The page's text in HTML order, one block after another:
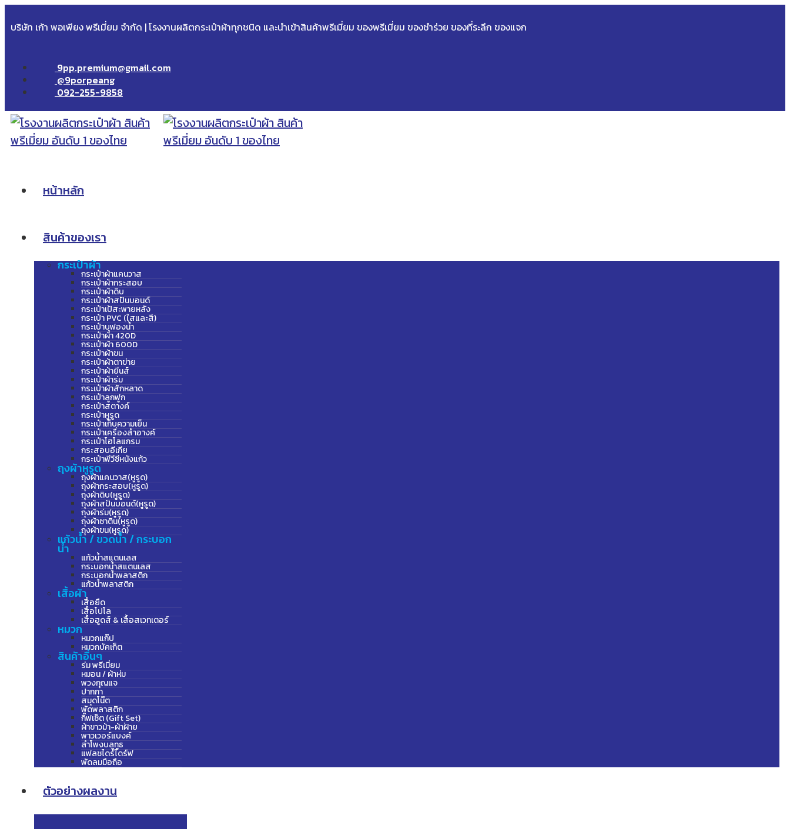
บริษัท เก้า พอเพียง พรีเมี่ยม จำกัด | โรงงานผลิตกระเป๋าผ้าทุกชนิด และนำเข้าสินค้าพรีเมี่ยม ของพรีเมี่ยม ของชำร่วย ของที่ระลึก ของแจก
9pp.premium@gmail.com
@9porpeang
092-255-9858
หน้าหลัก
สินค้าของเรา
กระเป๋าผ้า
กระเป๋าผ้าแคนวาส
กระเป๋าผ้ากระสอบ
กระเป๋าผ้าดิบ
กระเป๋าผ้าสปันบอนด์
กระเป๋าเป้สะพายหลัง
กระเป๋า PVC (ใสและสี)
กระเป๋าบุฟองน้ำ
กระเป๋าผ้า 420D
กระเป๋าผ้า 600D
กระเป๋าผ้าขน
กระเป๋าผ้าตาข่าย
กระเป๋าผ้ายีนส์
กระเป๋าผ้าร่ม
กระเป๋าผ้าสักหลาด
กระเป๋าลูกฟูก
กระเป๋าสตางค์
กระเป๋าหูรูด
กระเป๋าเก็บความเย็น
กระเป๋าเครื่องสำอางค์
กระเป๋าโฮโลแกรม
กระสอบอีเกีย
กระเป๋าพีวีซีหนังแก้ว
ถุงผ้าหูรูด
ถุงผ้าแคนวาส(หูรูด)
ถุงผ้ากระสอบ(หูรูด)
ถุงผ้าดิบ(หูรูด)
ถุงผ้าสปันบอนด์(หูรูด)
ถุงผ้าร่ม(หูรูด)
ถุงผ้าซาติน(หูรูด)
ถุงผ้าขน(หูรูด)
แก้วน้ำ / ขวดน้ำ / กระบอก
น้ำ
แก้วน้ำสแตนเลส
กระบอกน้ำสแตนเลส
กระบอกน้ำพลาสติก
แก้วน้ำพลาสติก
เสื้อผ้า
เสื้อยืด
เสื้อโปโล
เสื้อฮูดส์ & เสื้อสเวทเตอร์
หมวก
หมวกแก๊ป
หมวกบัคเก็ต
สินค้าอื่นๆ
ร่ม พรีเมี่ยม
หมอน / ผ้าห่ม
พวงกุญแจ
ปากกา
สมุดโน๊ต
พัดพลาสติก
กิ๊ฟเซ็ต (Gift Set)
ผ้าขาวม้า-ผ้าฝ้าย
พาวเวอร์แบงค์
ลำโพงบลูทูธ
แฟลชไดร์ไดร์ฟ
พัดลมมือถือ
ตัวอย่างผลงาน